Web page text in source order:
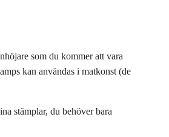
som du kommer att vara
kan användas i matkonst (de
stämplar, du behöver bara